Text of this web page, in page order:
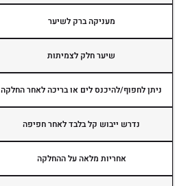
מעניקה ברק לשיער
שיער חלק לצמיתות
ניתן לחפוף/להיכנס לים או בריכה לאחר החלקה
נדרש ייבוש קל בלבד לאחר חפיפה
אחריות מלאה על ההחלקה